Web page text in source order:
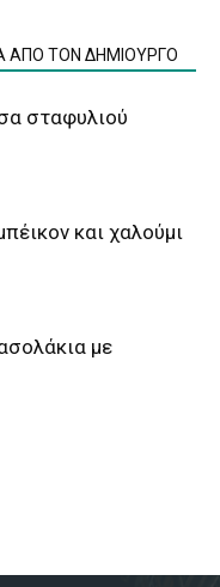
ΑΠΟ ΤΟΝ ΔΗΜΙΟΥΡΓΟ
σταφυλιού
και χαλούμι
με